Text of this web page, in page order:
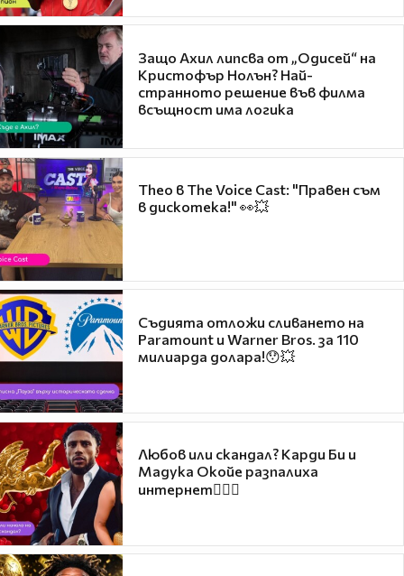
Защо Ахил липсва от „Одисей“ на
Кристофър Нолън? Най-
странното решение във филма
всъщност има логика
Theo в The Voice Cast: "Правен съм
в дискотека!" 👀💥
Съдията отложи сливането на
Paramount и Warner Bros. за 110
милиарда долара!😯💥
Любов или скандал? Карди Би и
Мадука Окойе разпалиха
интернет❤️‍🔥🔥